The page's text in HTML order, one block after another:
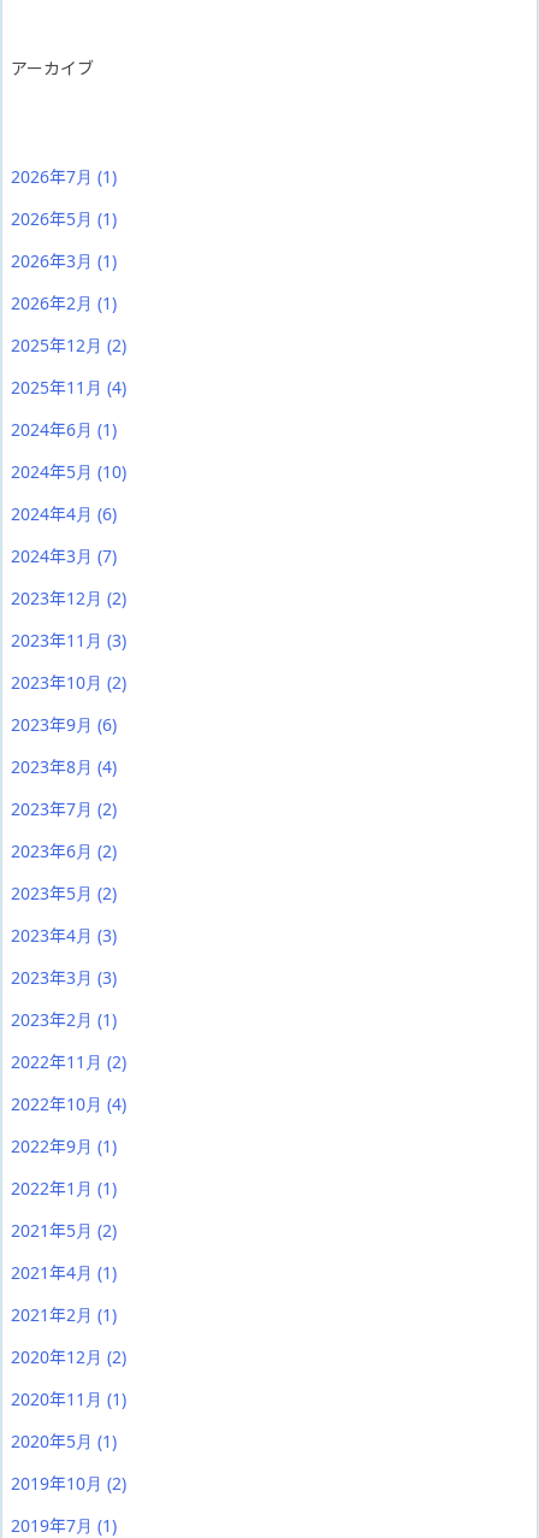
アーカイブ
2026年7月 (1)
2026年5月 (1)
2026年3月 (1)
2026年2月 (1)
2025年12月 (2)
2025年11月 (4)
2024年6月 (1)
2024年5月 (10)
2024年4月 (6)
2024年3月 (7)
2023年12月 (2)
2023年11月 (3)
2023年10月 (2)
2023年9月 (6)
2023年8月 (4)
2023年7月 (2)
2023年6月 (2)
2023年5月 (2)
2023年4月 (3)
2023年3月 (3)
2023年2月 (1)
2022年11月 (2)
2022年10月 (4)
2022年9月 (1)
2022年1月 (1)
2021年5月 (2)
2021年4月 (1)
2021年2月 (1)
2020年12月 (2)
2020年11月 (1)
2020年5月 (1)
2019年10月 (2)
2019年7月 (1)